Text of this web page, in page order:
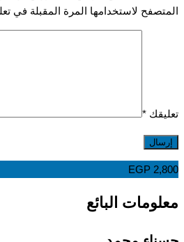
لاستخدامها المرة المقبلة في تعليقي.
*
EGP
البائع